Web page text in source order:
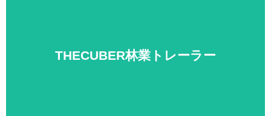
THECUBER林業トレーラー
詳細はこちら。